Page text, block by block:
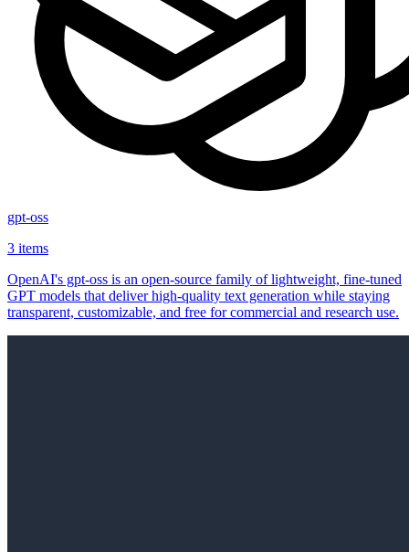
gpt-oss
3 items
OpenAI's gpt-oss is an open‑source family of lightweight, fine‑tuned
GPT models that deliver high‑quality text generation while staying
transparent, customizable, and free for commercial and research use.